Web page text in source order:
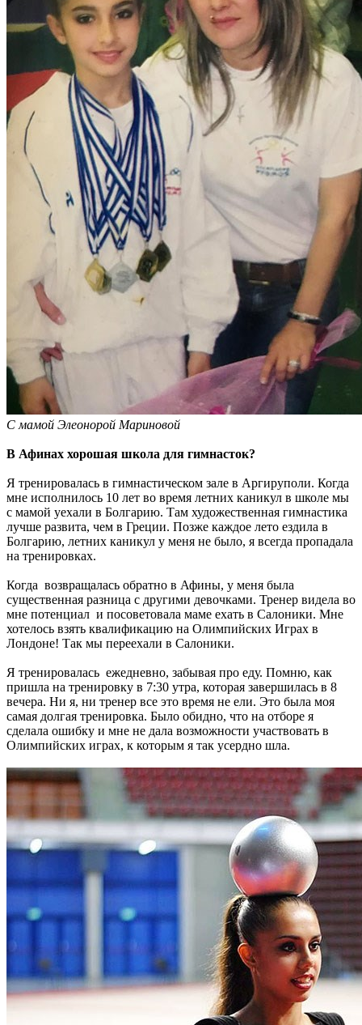
C мамой Элеонорой Мариновой
В Афинах хорошая школа для гимнасток?
Я тренировалась в гимнастическом зале в Аргируполи. Когда
мне исполнилось 10 лет во время летних каникул в школе мы
с мамой уехали в Болгарию. Там художественная гимнастика
лучше развита, чем в Греции. Позже каждое лето ездила в
Болгарию, летних каникул у меня не было, я всегда пропадала
на тренировках.
Когда возвращалась обратно в Афины, у меня была
существенная разница с другими девочками. Тренер видела во
мне потенциал и посоветовала маме ехать в Салоники. Мне
хотелось взять квалификацию на Олимпийских Играх в
Лондоне! Так мы переехали в Салоники.
Я тренировалась ежедневно, забывая про еду. Помню, как
пришла на тренировку в 7:30 утра, которая завершилась в 8
вечера. Ни я, ни тренер все это время не ели. Это была моя
самая долгая тренировка. Было обидно, что на отборе я
сделала ошибку и мне не дала возможности участвовать в
Олимпийских играх, к которым я так усердно шла.